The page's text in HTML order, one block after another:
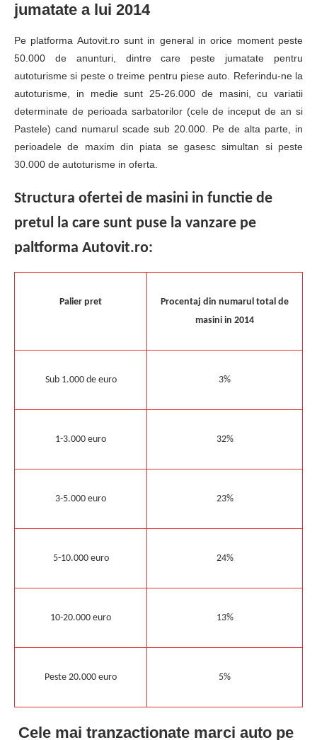
jumatate a lui 2014
Pe platforma Autovit.ro sunt in general in orice moment peste
50.000 de anunturi, dintre care peste jumatate pentru
autoturisme si peste o treime pentru piese auto. Referindu-ne la
autoturisme, in medie sunt 25-26.000 de masini, cu variatii
determinate de perioada sarbatorilor (cele de inceput de an si
Pastele) cand numarul scade sub 20.000. Pe de alta parte, in
perioadele de maxim din piata se gasesc simultan si peste
30.000 de autoturisme in oferta.
Structura ofertei de masini in functie de
pretul la care sunt puse la vanzare pe
paltforma Autovit.ro:
Palier pret
Procentaj din numarul total de
masini in 2014
Sub 1.000 de euro 3%
1-3.000 euro 32%
3-5.000 euro 23%
5-10.000 euro 24%
10-20.000 euro 13%
Peste 20.000 euro 5%
Cele mai tranzactionate marci auto pe